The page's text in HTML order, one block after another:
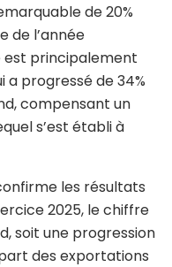
de 20%
de l’année
principalement
progressé de 34%
compensant un
s’est établi à
les résultats
2025, le chiffre
soit une progression
des exportations